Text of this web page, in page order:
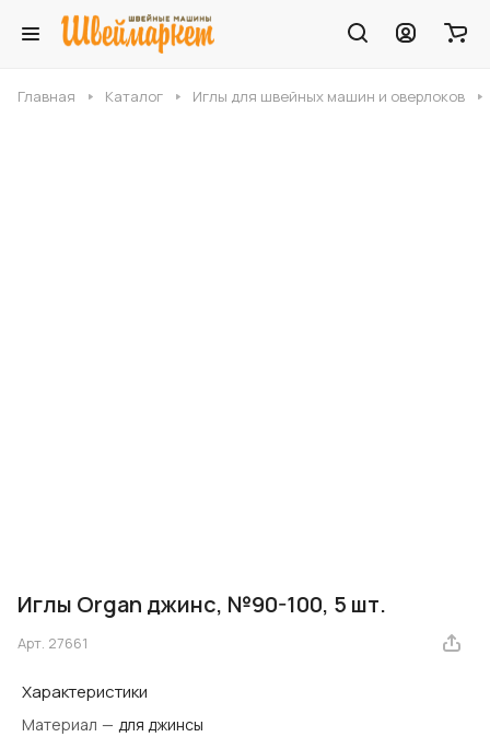
Главная Каталог Иглы для швейных машин и оверлоков
Иглы Organ джинс, №90-100, 5 шт.
Арт. 27661
Характеристики
Материал — для джинсы